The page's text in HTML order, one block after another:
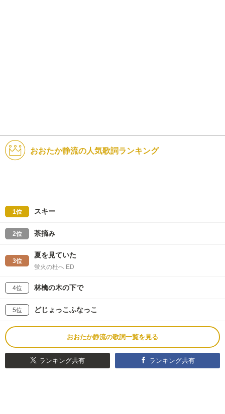
おおたか静流の人気歌詞ランキング
1位 スキー
2位 茶摘み
3位
夏を見ていた
蛍火の杜へ ED
4位 林檎の木の下で
5位 どじょっこふなっこ
おおたか静流の歌詞一覧を見る
ランキング共有 ランキング共有